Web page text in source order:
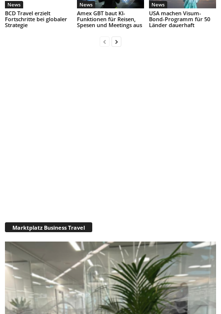
News
BCD Travel erzielt
Fortschritte bei globaler
Strategie
News
Amex GBT baut KI-
Funktionen für Reisen,
Spesen und Meetings aus
News
USA machen Visum-
Bond-Programm für 50
Länder dauerhaft
Marktplatz Business Travel